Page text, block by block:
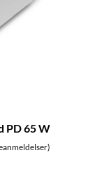
PD 65 W